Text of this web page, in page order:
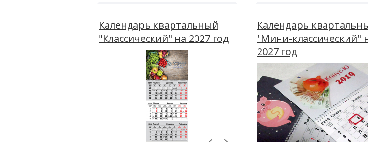
Календарь квартальный
"Классический" на 2027 год
Календарь
"Мини-классический"
2027 год